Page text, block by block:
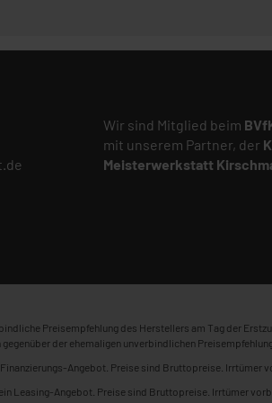
Wir sind Mitglied beim
mit unserem Partner, der
Meisterwerkstatt
Preisempfehlung des Herstellers am Tag der
der ehemaligen unverbindlichen
Angebot. Preise sind Bruttopreise. Irrtümer
Leasing-Angebot. Preise sind Bruttopreise. Irrtümer